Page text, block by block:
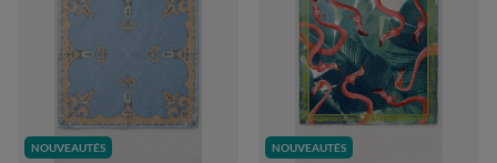
NOUVEAUTÉS NOUVEAUTÉS